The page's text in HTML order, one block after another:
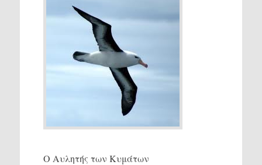
Ο Αυλητής των Κυμάτων